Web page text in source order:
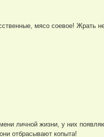
мясо соевое!
личной жизни, у них
отбрасывают копыта!